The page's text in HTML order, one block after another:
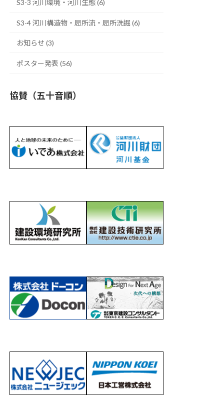
S3-3 河川環境・河川生態 (6)
S3-4 河川構造物・局所流・局所洗掘 (6)
お知らせ (3)
ポスター発表 (56)
協賛（五十音順）